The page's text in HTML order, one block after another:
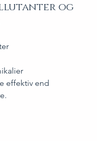
og
effektiv end